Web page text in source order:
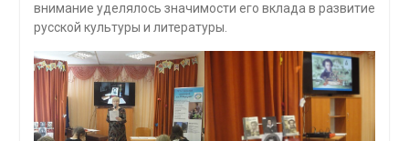
внимание уделялось значимости его вклада в развитие
русской культуры и литературы.